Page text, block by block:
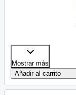
Mostrar más
Añadir al carrito